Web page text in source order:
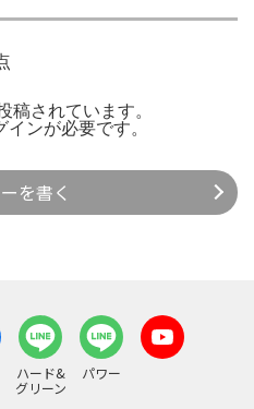
稿されています。
インが必要です。
を書く
ハード&
グリーン
パワー